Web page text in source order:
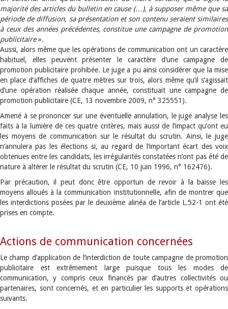
majorité des articles du bulletin en cause (…), à supposer même que sa
période de diffusion, sa présentation et son contenu seraient similaires
à ceux des années précédentes, constitue une campagne de promotion
publicitaire».
Aussi, alors même que les opérations de communication ont un caractère
habituel, elles peuvent présenter le caractère d’une campagne de
promotion publicitaire prohibée. Le juge a pu ainsi considérer que la mise
en place d’affiches de quatre mètres sur trois, alors même qu’il s’agissait
d’une opération réalisée chaque année, constituait une campagne de
promotion publicitaire (CE, 13 novembre 2009, n° 325551).
Amené à se prononcer sur une éventuelle annulation, le juge analyse les
faits à la lumière de ces quatre critères, mais aussi de l’impact qu’ont eu
les moyens de communication sur le résultat du scrutin. Ainsi, le juge
n’annulera pas les élections si, au regard de l’important écart des voix
obtenues entre les candidats, les irrégularités constatées n’ont pas été de
nature à altérer le résultat du scrutin (CE, 10 juin 1996, n° 162476).
Par précaution, il peut donc être opportun de revoir à la baisse les
moyens alloués à la communication institutionnelle, afin de montrer que
les interdictions posées par le deuxième alinéa de l’article L.52-1 ont été
prises en compte.
Actions de communication concernées
Le champ d’application de l’interdiction de toute campagne de promotion
publicitaire est extrêmement large puisque tous les modes de
communication, y compris ceux financés par d’autres collectivités ou
partenaires, sont concernés, et en particulier les supports et opérations
suivants.